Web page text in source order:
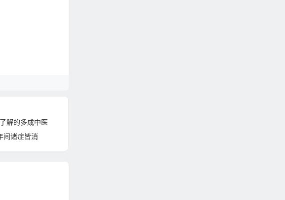
解的多成中医
间诸症皆消